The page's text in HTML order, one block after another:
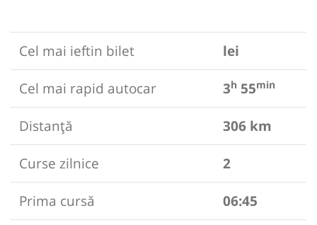
Cel mai ieftin bilet
lei
Cel mai rapid autocar
3h 55min
Distanță
306 km
Curse zilnice
2
Prima cursă
06:45